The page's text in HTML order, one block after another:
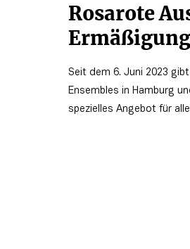
Rosarote
Seit dem 6. Juni 2023
Ensembles in Hamburg
spezielles Angebot für